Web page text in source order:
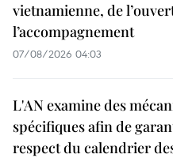
vietnamienne, de
l’accompagnement
07/08/2026 04:03
L'AN examine des
spécifiques afin de
respect du calendrier